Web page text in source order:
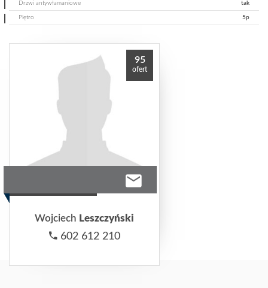
Drzwi antywłamaniowe tak
Piętro 5p
95
ofert
Wojciech Leszczyński
602 612 210